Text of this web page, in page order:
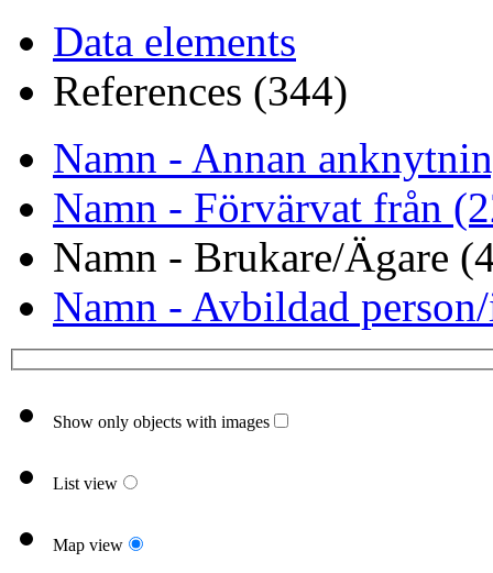
Data elements
References (344)
Namn - Annan
Namn - Förvärvat från
Namn - Brukare/Ägare
Namn - Avbildad
Show only objects with images
List view
Map view